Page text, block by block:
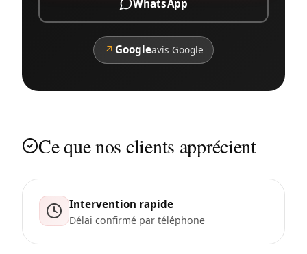
WhatsApp
↗ Googleavis Google
Ce que nos clients apprécient
Intervention rapide
Délai confirmé par téléphone